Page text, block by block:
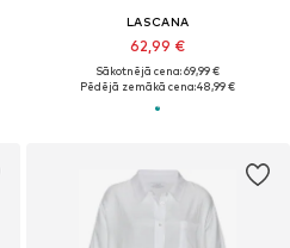
LASCANA
62,99 €
Sākotnējā cena: 69,99 €
Pēdējā zemākā cena:48,99 €